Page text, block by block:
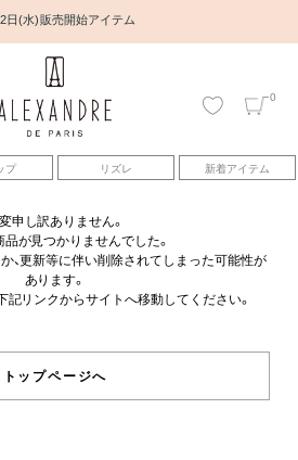
日(水) 販売開始アイテム
0
プ リズレ 新着アイテム
申し訳ありません。
が見つかりませんでした。
、更新等に伴い削除されてしまった可能性が
あります。
記リンクからサイトへ移動してください。
トップページへ